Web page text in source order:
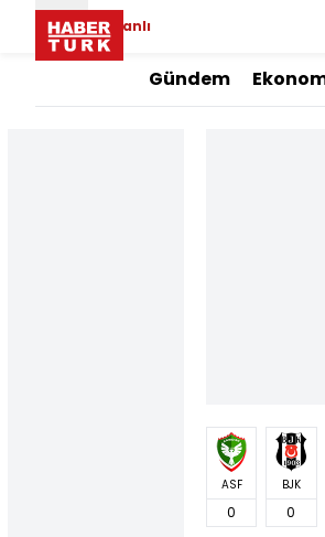
Canlı
Gündem
ASF
0
BJK
0